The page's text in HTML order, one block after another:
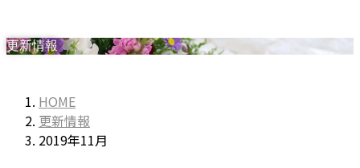
更新情報
HOME
更新情報
2019年11月